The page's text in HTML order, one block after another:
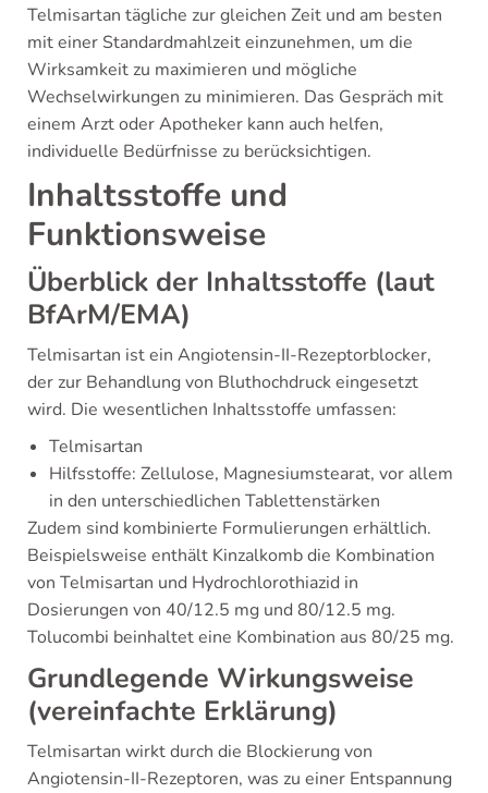
Telmisartan tägliche zur gleichen Zeit und am besten
mit einer Standardmahlzeit einzunehmen, um die
Wirksamkeit zu maximieren und mögliche
Wechselwirkungen zu minimieren. Das Gespräch mit
einem Arzt oder Apotheker kann auch helfen,
individuelle Bedürfnisse zu berücksichtigen.
Inhaltsstoffe und
Funktionsweise
Überblick der Inhaltsstoffe (laut
BfArM/EMA)
Telmisartan ist ein Angiotensin-II-Rezeptorblocker,
der zur Behandlung von Bluthochdruck eingesetzt
wird. Die wesentlichen Inhaltsstoffe umfassen:
Telmisartan
Hilfsstoffe: Zellulose, Magnesiumstearat, vor allem
in den unterschiedlichen Tablettenstärken
Zudem sind kombinierte Formulierungen erhältlich.
Beispielsweise enthält Kinzalkomb die Kombination
von Telmisartan und Hydrochlorothiazid in
Dosierungen von 40/12.5 mg und 80/12.5 mg.
Tolucombi beinhaltet eine Kombination aus 80/25 mg.
Grundlegende Wirkungsweise
(vereinfachte Erklärung)
Telmisartan wirkt durch die Blockierung von
Angiotensin-II-Rezeptoren, was zu einer Entspannung